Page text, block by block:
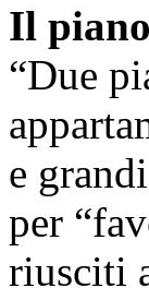
Il
“Due
e
per
riusciti